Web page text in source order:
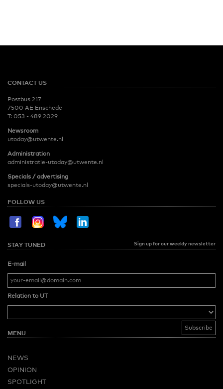
CONTACT US
Postbus 217
7500 AE Enschede
T: 053 - 489 2029
Newsroom
utoday@utwente.nl
Administration
administratie-utoday@utwente.nl
Specials / advertising
specials-utoday@utwente.nl
FOLLOW US
STAY TUNED Sign up for our weekly newsletter
E-mail
Relation to UT
MENU
NEWS
OPINION
SPOTLIGHT